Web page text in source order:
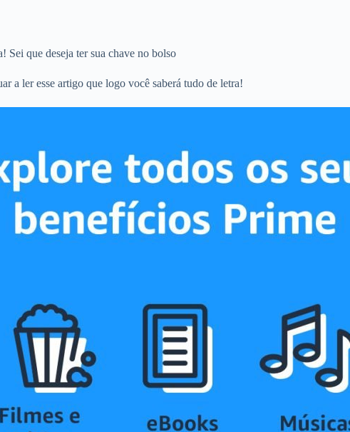
Sei que deseja ter sua chave no bolso
a ler esse artigo que logo você saberá tudo de letra!